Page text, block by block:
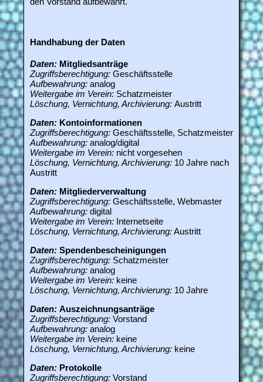
Handhabung der Daten
Daten: Mitgliedsanträge
Zugriffsberechtigung: Geschäftsstelle
Aufbewahrung: analog
Weitergabe im Verein: Schatzmeister
Löschung, Vernichtung, Archivierung: Austritt
Daten: Kontoinformationen
Zugriffsberechtigung: Geschäftsstelle, Schatzmeister
Aufbewahrung: analog/digital
Weitergabe im Verein: nicht vorgesehen
Löschung, Vernichtung, Archivierung: 10 Jahre nach
Austritt
Daten: Mitgliederverwaltung
Zugriffsberechtigung: Geschäftsstelle, Webmaster
Aufbewahrung: digital
Weitergabe im Verein: Internetseite
Löschung, Vernichtung, Archivierung:Austritt
Daten: Spendenbescheinigungen
Zugriffsberechtigung: Schatzmeister
Aufbewahrung: analog
Weitergabe im Verein: keine
Löschung, Vernichtung, Archivierung: 10 Jahre
Daten: Auszeichnungsanträge
Zugriffsberechtigung: Vorstand
Aufbewahrung: analog
Weitergabe im Verein: keine
Löschung, Vernichtung, Archivierung: keine
Daten: Protokolle
Zugriffsberechtigung: Vorstand